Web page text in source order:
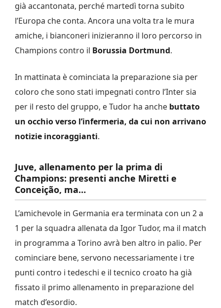
già accantonata, perché martedì torna subito
l’Europa che conta. Ancora una volta tra le mura
amiche, i bianconeri inizieranno il loro percorso in
Champions contro il Borussia Dortmund.
In mattinata è cominciata la preparazione sia per
coloro che sono stati impegnati contro l’Inter sia
per il resto del gruppo, e Tudor ha anche buttato
un occhio verso l’infermeria, da cui non arrivano
notizie incoraggianti.
Juve, allenamento per la prima di
Champions: presenti anche Miretti e
Conceição, ma…
L’amichevole in Germania era terminata con un 2 a
1 per la squadra allenata da Igor Tudor, ma il match
in programma a Torino avrà ben altro in palio. Per
cominciare bene, servono necessariamente i tre
punti contro i tedeschi e il tecnico croato ha già
fissato il primo allenamento in preparazione del
match d’esordio.